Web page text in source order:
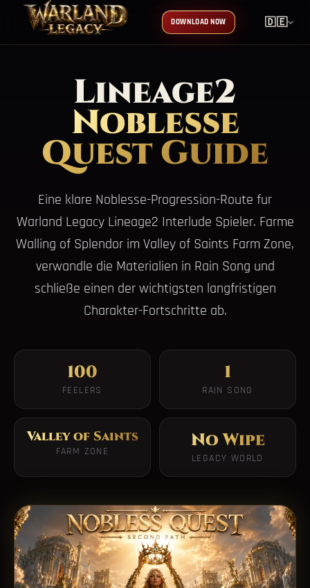
DOWNLOAD NOW 🇩🇪
Lineage2
Noblesse
Quest Guide
Eine klare Noblesse-Progression-Route fur
Warland Legacy Lineage2 Interlude Spieler. Farme
Walling of Splendor im Valley of Saints Farm Zone,
verwandle die Materialien in Rain Song und
schließe einen der wichtigsten langfristigen
Charakter-Fortschritte ab.
100
FEELERS
1
RAIN SONG
Valley of Saints
FARM ZONE No Wipe
LEGACY WORLD